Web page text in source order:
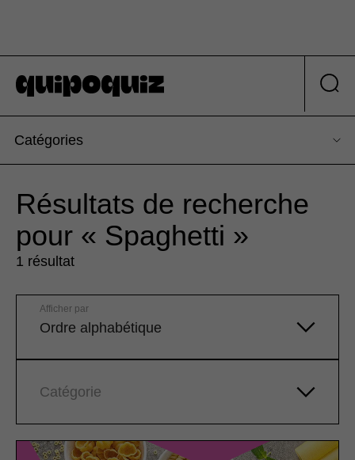
Catégories
Résultats de recherche
pour « Spaghetti »
1 résultat
Ordre alphabétique
Afficher par
Catégorie